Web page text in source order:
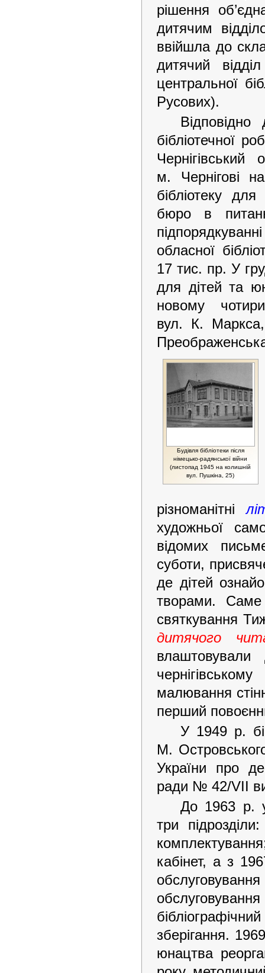
рішення
дитячим
ввійшла до
дитячий
центральної
Русових).
бібліотечної
м. Чернігові
бібліотеку
бюро в
обласної
17 тис. пр. У
для дітей та
новому
вул. К.
Будівля бібліотеки після
німецько-радянської війни
(листопад 1945 на колишній
вул. Пушкіна, 25)
різноманітні
художньої
відомих
суботи,
де дітей
творами. Саме
святкування
дитячого
малювання
перший
У 1949 р.
М.
України про
ради № 42/VII
До 1963 р. у
три
кабінет, а з
зберігання.
юнацтва